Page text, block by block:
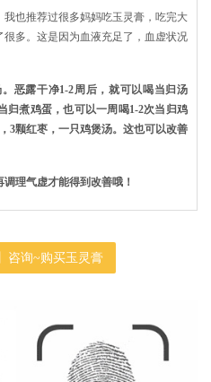
也推荐过很多妈妈吃玉灵膏，吃完大
多。这是因为血液充足了，血虚状况
恶露干净1-2周后，就可以喝当归汤
归煮鸡蛋，也可以一周喝1-2次当归鸡
3颗红枣，一只鸡煲汤。这也可以改善
理气虚才能得到改善哦！
咨询~购买玉灵膏